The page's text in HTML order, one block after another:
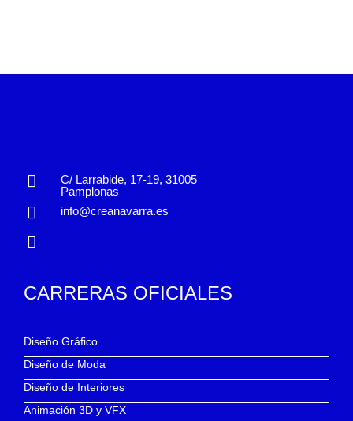
C/ Larrabide, 17-19, 31005
Pamplonas
info@creanavarra.es
CARRERAS OFICIALES
Diseño Gráfico
Diseño de Moda
Diseño de Interiores
Animación 3D y VFX